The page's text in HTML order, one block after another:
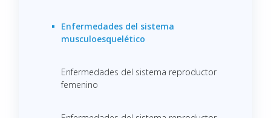
Enfermedades del sistema
musculoesquelético
Enfermedades del sistema reproductor
femenino